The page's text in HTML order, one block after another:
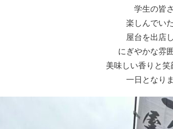
学生の皆
楽しんでい
屋台を出店
にぎやかな雰
美味しい香りと笑
一日となり